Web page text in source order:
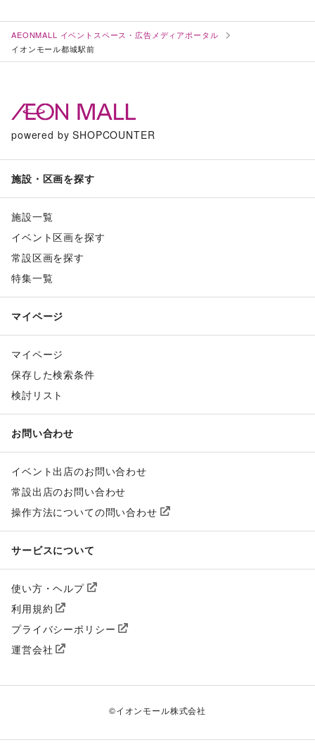
AEONMALL イベントスペース・広告メディアポータル
イオンモール都城駅前
powered by SHOPCOUNTER
施設・区画を探す
施設一覧
イベント区画を探す
常設区画を探す
特集一覧
マイページ
マイページ
保存した検索条件
検討リスト
お問い合わせ
イベント出店のお問い合わせ
常設出店のお問い合わせ
操作方法についての問い合わせ
サービスについて
使い方・ヘルプ
利用規約
プライバシーポリシー
運営会社
©イオンモール株式会社